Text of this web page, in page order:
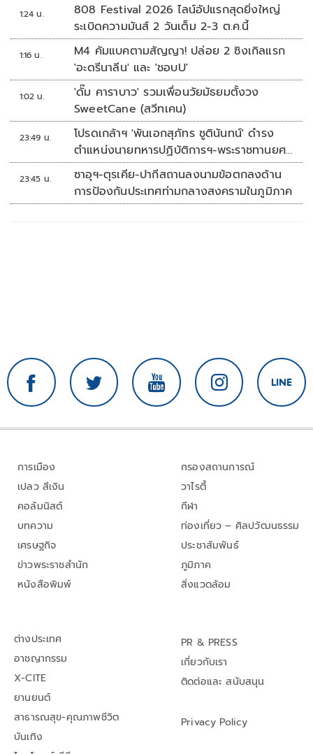
1:24 น.
808 Festival 2026 ไลน์อัปแรกสุดยิ่งใหญ่
ระเบิดความมันส์ 2 วันเต็ม 2-3 ต.ค.นี้
1:16 น.
M4 คัมแบคตามสัญญา! ปล่อย 2 ซิงเกิลแรก
'อะดรีนาลีน' และ 'ชอบU'
1:02 น.
'ดั๊ม คาราบาว' รวมเพื่อนวัยมัธยมตั้งวง
SweetCane (สวีทเคน)
23:49 น.
โปรดเกล้าฯ 'พันเอกสุภัทร ชูตินันทน์' ดำรง
ตำแหน่งนายทหารปฏิบัติการฯ-พระราชทานยศ
'พลตรี'
23:45 น.
ซาอุฯ-ตุรเคีย-ปากีสถานลงนามข้อตกลงด้าน
การป้องกันประเทศท่ามกลางสงครามในภูมิภาค
การเมือง
เปลว สีเงิน
คอลัมนิสต์
บทความ
เศรษฐกิจ
ข่าวพระราชสำนัก
หนังสือพิมพ์
กรองสถานการณ์
วาไรตี้
กีฬา
ท่องเที่ยว – ศิลปวัฒนธรรม
ประชาสัมพันธ์
ภูมิภาค
สิ่งแวดล้อม
ต่างประเทศ
อาชญากรรม
X-CITE
ยานยนต์
สาธารณสุข-คุณภาพชีวิต
บันเทิง
PR & PRESS
เกี่ยวกับเรา
ติดต่อและ สนับสนุน
Privacy Policy